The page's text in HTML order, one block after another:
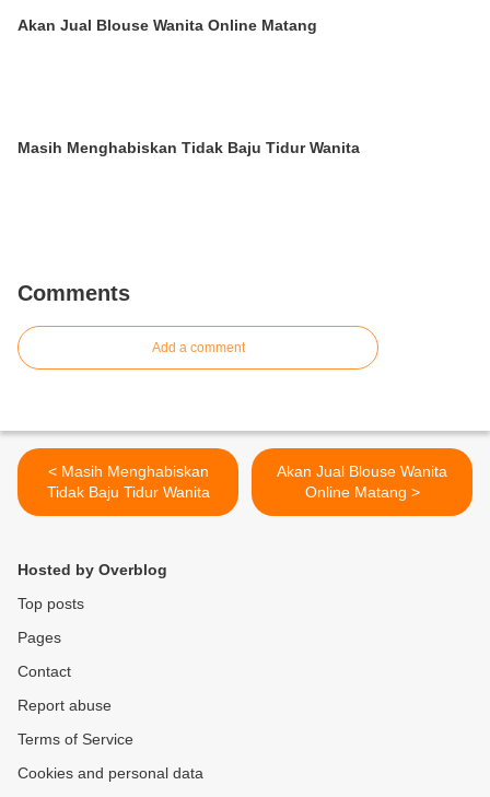
Akan Jual Blouse Wanita Online Matang
Masih Menghabiskan Tidak Baju Tidur Wanita
Comments
Add a comment
< Masih Menghabiskan
Tidak Baju Tidur Wanita
Akan Jual Blouse Wanita
Online Matang >
Hosted by Overblog
Top posts
Pages
Contact
Report abuse
Terms of Service
Cookies and personal data